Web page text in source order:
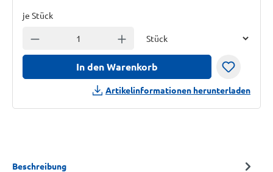
je Stück
Anzahl verringern Anzahl erhöhen
In den Warenkorb
Artikelinformationen herunterladen
Beschreibung